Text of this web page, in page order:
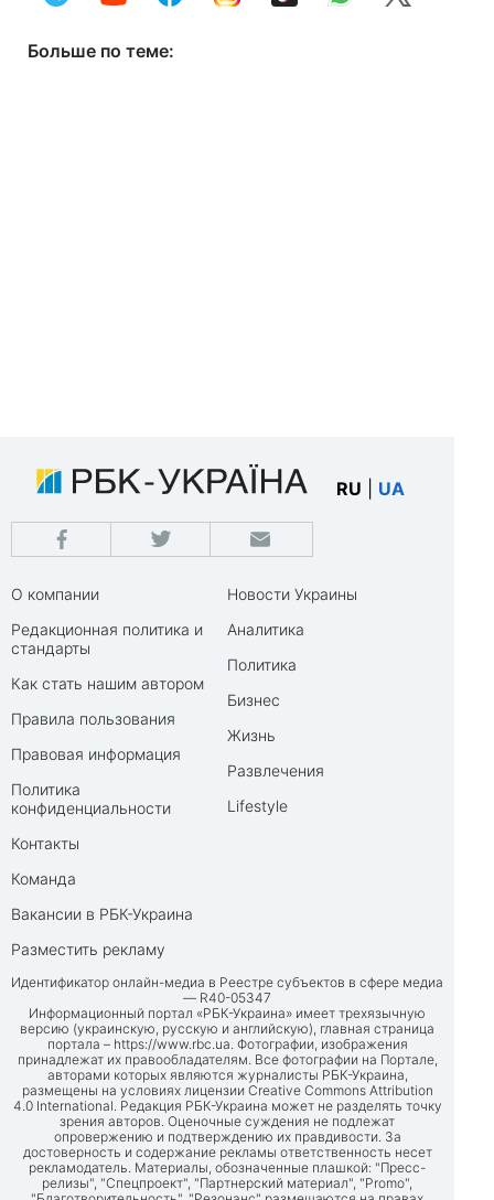
Больше по теме:
RU UA
О компании
Редакционная политика и
стандарты
Как стать нашим автором
Правила пользования
Правовая информация
Политика
конфиденциальности
Контакты
Команда
Вакансии в РБК-Украина
Разместить рекламу
Новости Украины
Аналитика
Политика
Бизнес
Жизнь
Развлечения
Lifestyle
Идентификатор онлайн-медиа в Реестре субъектов в сфере медиа
— R40-05347
Информационный портал «РБК-Украина» имеет трехязычную
версию (украинскую, русскую и английскую), главная страница
портала – https://www.rbc.ua. Фотографии, изображения
принадлежат их правообладателям. Все фотографии на Портале,
авторами которых являются журналисты РБК-Украина,
размещены на условиях лицензии Creative Commons Attribution
4.0 International. Редакция РБК-Украина может не разделять точку
зрения авторов. Оценочные суждения не подлежат
опровержению и подтверждению их правдивости. За
достоверность и содержание рекламы ответственность несет
рекламодатель. Материалы, обозначенные плашкой: "Пресс-
релизы", "Спецпроект", "Партнерский материал", "Promo",